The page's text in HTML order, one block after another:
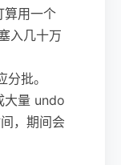
用一个
入几十万
批。
大量 undo
，期间会